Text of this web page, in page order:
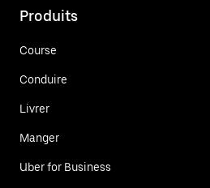
Produits
Course
Conduire
Livrer
Manger
Uber for Business